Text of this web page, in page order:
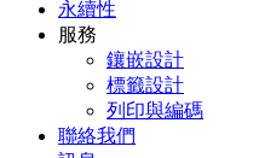
永續性
服務
鑲嵌設計
標籤設計
列印與編碼
聯絡我們